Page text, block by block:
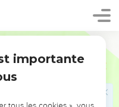
je lui ressemble ?
! Qui a créé cela ?
en bon ordre. Il
est si grand, sa
manque.
importante